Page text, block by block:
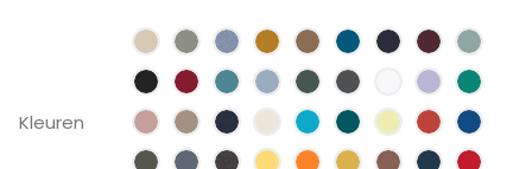
Kleuren